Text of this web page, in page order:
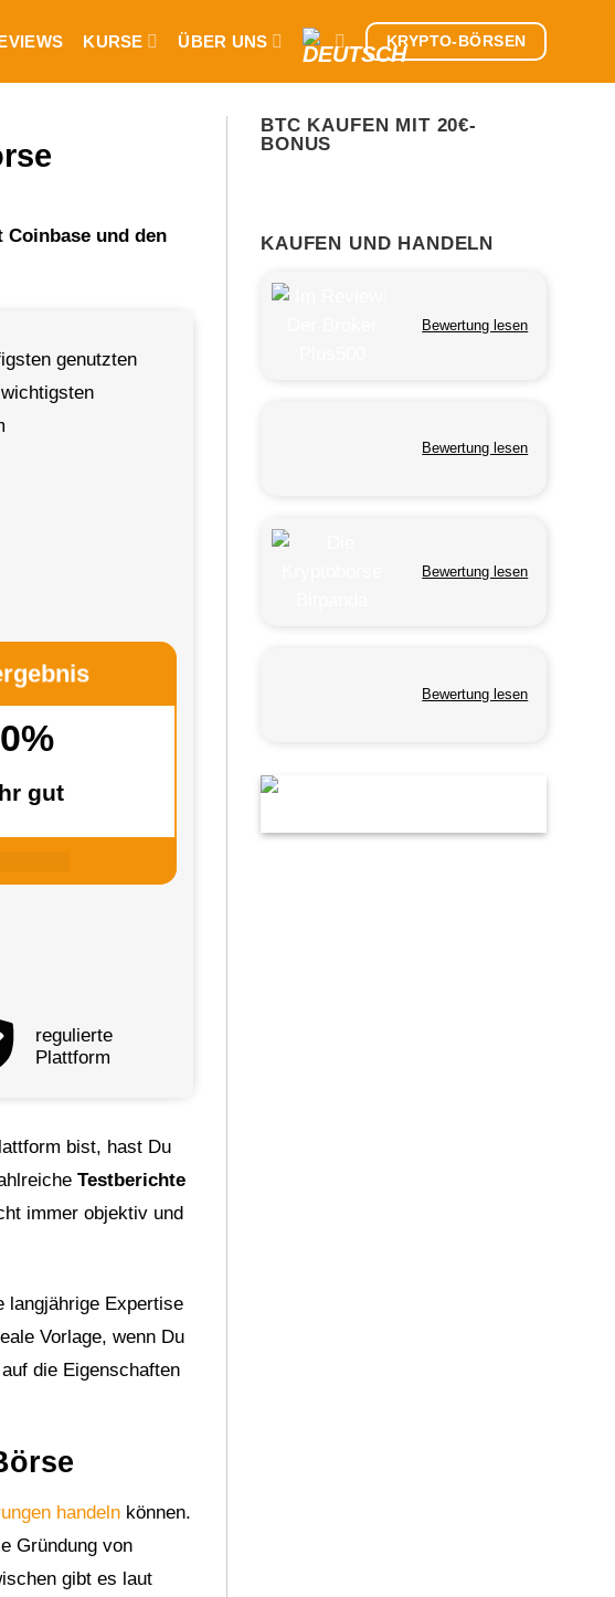
KURSE ÜBER UNS KRYPTO-BÖRSEN
und den
genutzten
gut
regulierte
Plattform
bist, hast Du
Testberichte
immer objektiv und
langjährige Expertise
Vorlage, wenn Du
die Eigenschaften
handeln können.
Gründung von
gibt es laut
BTC KAUFEN MIT 20€-
BONUS
KAUFEN UND HANDELN
Bewertung lesen
Bewertung lesen
Bewertung lesen
Bewertung lesen